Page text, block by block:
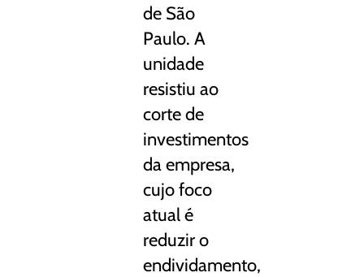
de São
Paulo. A
unidade
resistiu ao
corte de
investimentos
da empresa,
cujo foco
atual é
reduzir o
endividamento,